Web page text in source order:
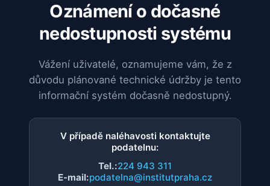
Oznámení o dočasné
nedostupnosti systému
Vážení uživatelé, oznamujeme vám, že z
důvodu plánované technické údržby je tento
informační systém dočasně nedostupný.
V případě naléhavosti kontaktujte
podatelnu:
Tel.:224 943 311
E-mail:podatelna@institutpraha.cz